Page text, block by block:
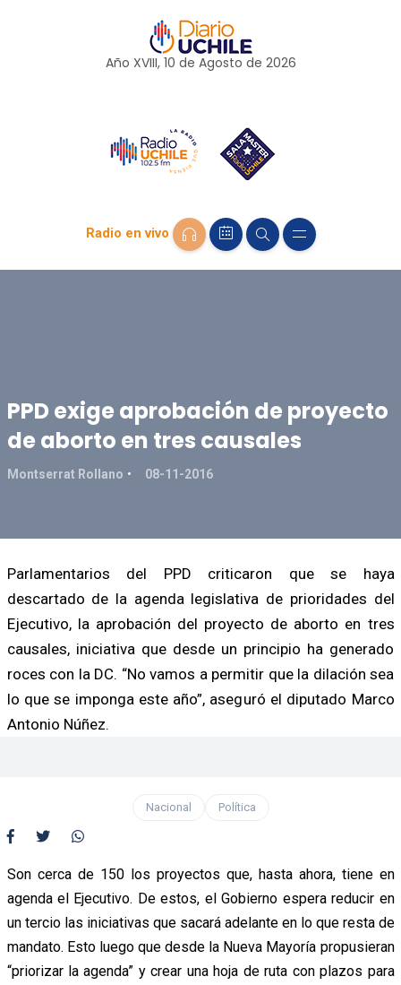
Año XVIII, 10 de Agosto de 2026
Radio en vivo
PPD exige aprobación de proyecto
de aborto en tres causales
Montserrat Rollano 08-11-2016
Parlamentarios del PPD criticaron que se haya
descartado de la agenda legislativa de prioridades del
Ejecutivo, la aprobación del proyecto de aborto en tres
causales, iniciativa que desde un principio ha generado
roces con la DC. “No vamos a permitir que la dilación sea
lo que se imponga este año”, aseguró el diputado Marco
Antonio Núñez.
Nacional Política
Son cerca de 150 los proyectos que, hasta ahora, tiene en
agenda el Ejecutivo. De estos, el Gobierno espera reducir en
un tercio las iniciativas que sacará adelante en lo que resta de
mandato. Esto luego que desde la Nueva Mayoría propusieran
“priorizar la agenda” y crear una hoja de ruta con plazos para